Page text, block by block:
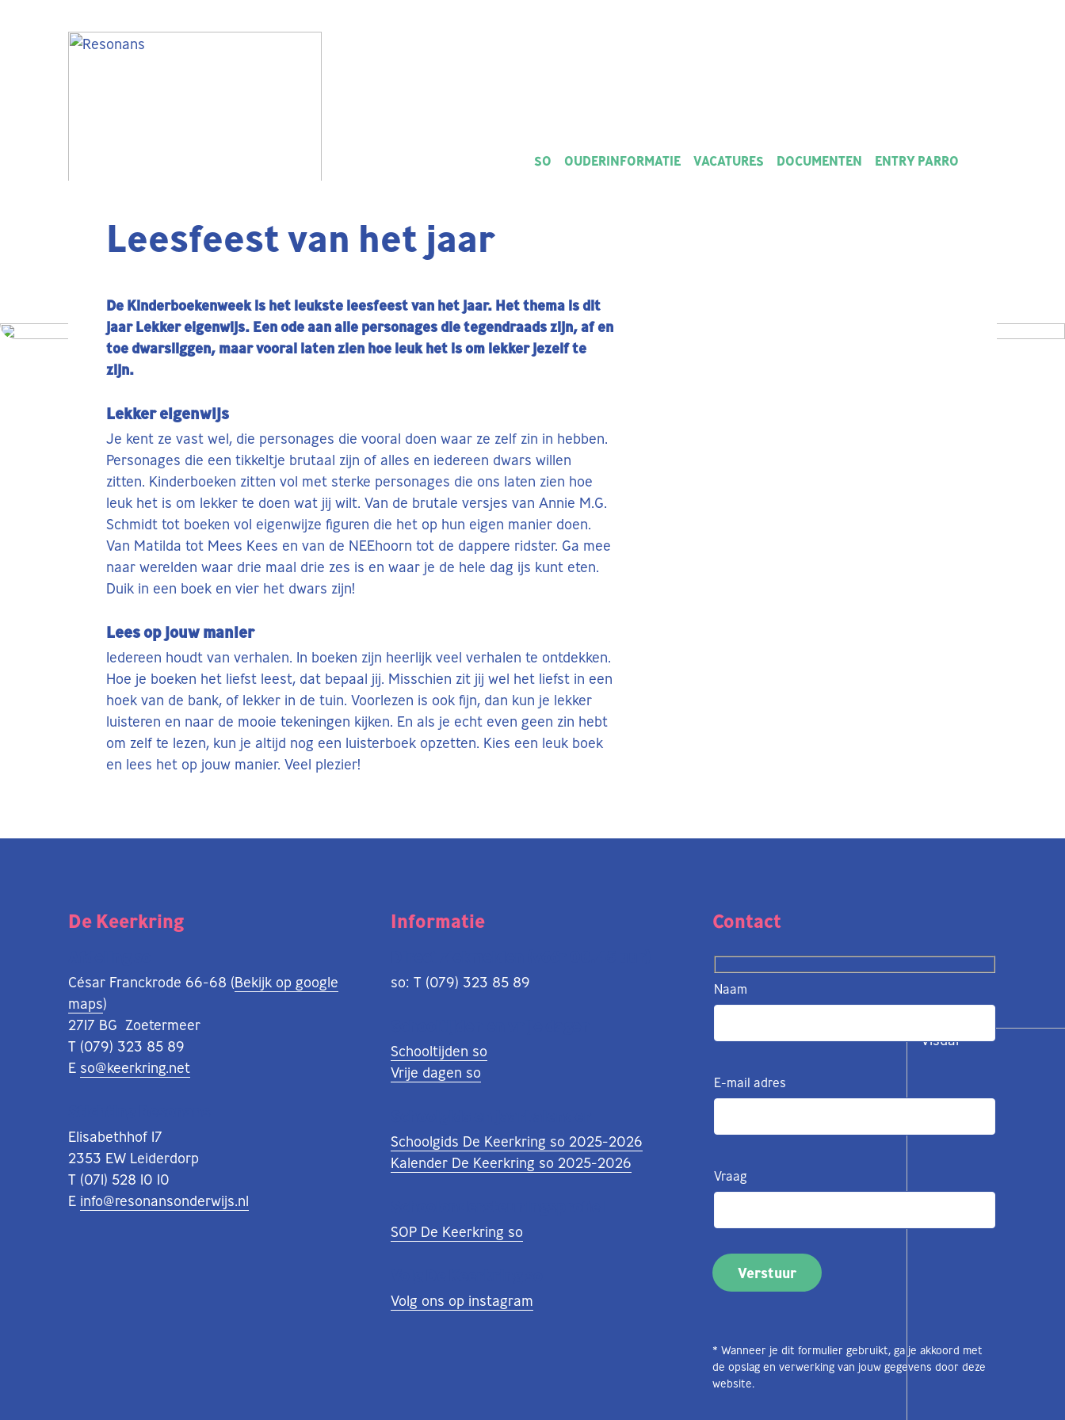
SO OUDERINFORMATIE VACATURES DOCUMENTEN ENTRY PARRO
Leesfeest van het jaar
De Kinderboekenweek is het leukste leesfeest van het jaar. Het thema is dit
jaar Lekker eigenwijs. Een ode aan alle personages die tegendraads zijn, af en
toe dwarsliggen, maar vooral laten zien hoe leuk het is om lekker jezelf te
zijn.
Lekker eigenwijs
Je kent ze vast wel, die personages die vooral doen waar ze zelf zin in hebben.
Personages die een tikkeltje brutaal zijn of alles en iedereen dwars willen
zitten. Kinderboeken zitten vol met sterke personages die ons laten zien hoe
leuk het is om lekker te doen wat jij wilt. Van de brutale versjes van Annie M.G.
Schmidt tot boeken vol eigenwijze figuren die het op hun eigen manier doen.
Van Matilda tot Mees Kees en van de NEEhoorn tot de dappere ridster. Ga mee
naar werelden waar drie maal drie zes is en waar je de hele dag ijs kunt eten.
Duik in een boek en vier het dwars zijn!
Lees op jouw manier
Iedereen houdt van verhalen. In boeken zijn heerlijk veel verhalen te ontdekken.
Hoe je boeken het liefst leest, dat bepaal jij. Misschien zit jij wel het liefst in een
hoek van de bank, of lekker in de tuin. Voorlezen is ook fijn, dan kun je lekker
luisteren en naar de mooie tekeningen kijken. En als je echt even geen zin hebt
om zelf te lezen, kun je altijd nog een luisterboek opzetten. Kies een leuk boek
en lees het op jouw manier. Veel plezier!
De Keerkring
César Franckrode 66-68 (Bekijk op google
maps)
2717 BG Zoetermeer
T (079) 323 85 89
E so@keerkring.net
Elisabethhof 17
2353 EW Leiderdorp
T (071) 528 10 10
E info@resonansonderwijs.nl
Informatie
so: T (079) 323 85 89
Schooltijden so
Vrije dagen so
Schoolgids De Keerkring so 2025-2026
Kalender De Keerkring so 2025-2026
SOP De Keerkring so
Volg ons op instagram
Contact
Naam
E-mail adres
Vraag
* Wanneer je dit formulier gebruikt, ga je akkoord met
de opslag en verwerking van jouw gegevens door deze
website.